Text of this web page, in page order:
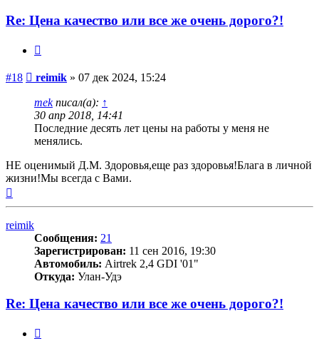
Re: Цена качество или все же очень дорого?!
#18 Сообщение
reimik » 07 дек 2024, 15:24
mekписал(а): ↑
30 апр 2018, 14:41
Последние десять лет цены на работы у меня не
менялись.
НЕ оценимый Д.М. Здоровья,еще раз здоровья!Блага в личной
жизни!Мы всегда с Вами.
reimik
Сообщения: 21
Зарегистрирован: 11 сен 2016, 19:30
Автомобиль: Airtrek 2,4 GDI '01"
Откуда: Улан-Удэ
Re: Цена качество или все же очень дорого?!